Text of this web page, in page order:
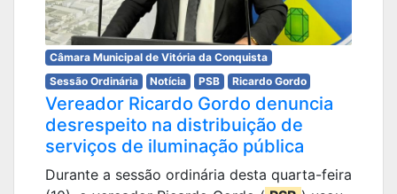
Câmara Municipal de Vitória da Conquista
Sessão Ordinária
Notícia PSB Ricardo Gordo
Vereador Ricardo Gordo denuncia
desrespeito na distribuição de
serviços de iluminação pública
Durante a sessão ordinária desta quarta-feira